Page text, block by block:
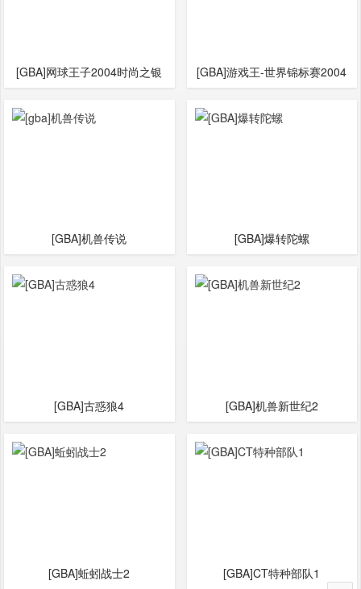
[GBA]网球王子2004时尚之银 [GBA]游戏王-世界锦标赛2004
[GBA]机兽传说 [GBA]爆转陀螺
[GBA]古惑狼4 [GBA]机兽新世纪2
[GBA]蚯蚓战士2 [GBA]CT特种部队1